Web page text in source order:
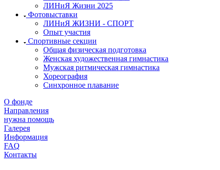
ЛИНиЯ Жизни 2025
Фотовыставки
ЛИНиЯ ЖИЗНИ - СПОРТ
Опыт участия
Спортивные секции
Общая физическая подготовка
Женская художественная гимнастика
Мужская ритмическая гимнастика
Хореография
Синхронное плавание
О фонде
Направления
нужна помощь
Галерея
Информация
FAQ
Контакты